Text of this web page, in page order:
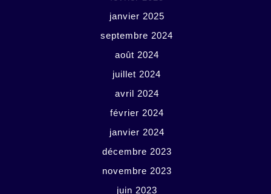
janvier 2025
septembre 2024
août 2024
juillet 2024
avril 2024
février 2024
janvier 2024
décembre 2023
novembre 2023
juin 2023